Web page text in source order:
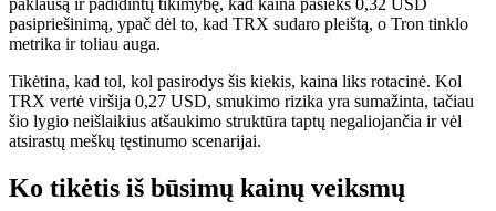
paklausą ir padidintų tikimybę, kad kaina pasieks 0,32 USD
pasipriešinimą, ypač dėl to, kad TRX sudaro pleištą, o Tron tinklo
metrika ir toliau auga.
Tikėtina, kad tol, kol pasirodys šis kiekis, kaina liks rotacinė. Kol
TRX vertė viršija 0,27 USD, smukimo rizika yra sumažinta, tačiau
šio lygio neišlaikius atšaukimo struktūra taptų negaliojančia ir vėl
atsirastų meškų tęstinumo scenarijai.
Ko tikėtis iš būsimų kainų veiksmų